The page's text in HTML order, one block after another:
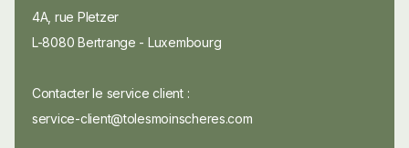
4A, rue Pletzer
L-8080 Bertrange - Luxembourg
Contacter le service client :
service-client@tolesmoinscheres.com